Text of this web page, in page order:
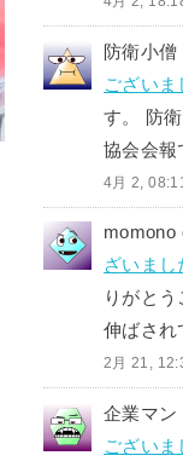
防衛小僧
ございま
す。 防
協会会
4月 2, 08:11
momono
ざいまし
りがと
伸ばさ
2月 21,
企業マン
ございま